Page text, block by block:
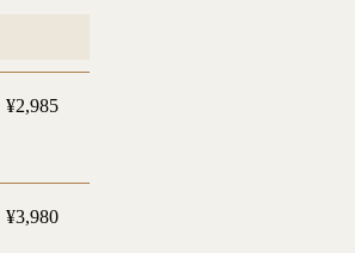
¥2,985
¥3,980